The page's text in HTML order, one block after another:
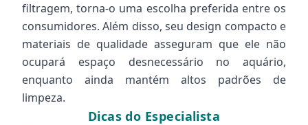
filtragem, torna-o uma escolha preferida entre os
consumidores. Além disso, seu design compacto e
materiais de qualidade asseguram que ele não
ocupará espaço desnecessário no aquário,
enquanto ainda mantém altos padrões de
limpeza.
Dicas do Especialista